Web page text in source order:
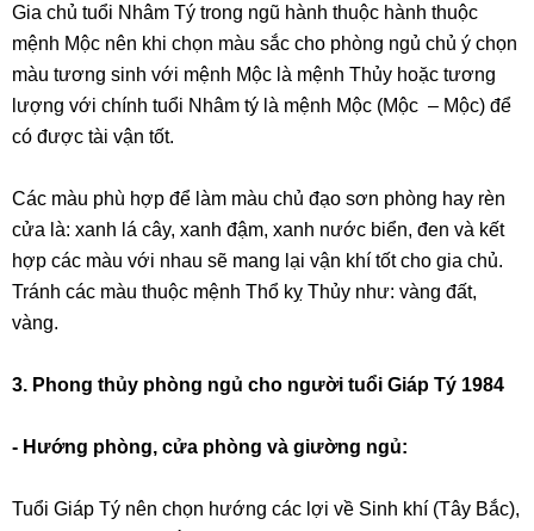
Gia chủ tuổi Nhâm Tý trong ngũ hành thuộc hành thuộc
mệnh Mộc nên khi chọn màu sắc cho phòng ngủ chủ ý chọn
màu tương sinh với mệnh Mộc là mệnh Thủy hoặc tương
lượng với chính tuổi Nhâm tý là mệnh Mộc (Mộc – Mộc) để
có được tài vận tốt.
Các màu phù hợp để làm màu chủ đạo sơn phòng hay rèn
cửa là: xanh lá cây, xanh đậm, xanh nước biển, đen và kết
hợp các màu với nhau sẽ mang lại vận khí tốt cho gia chủ.
Tránh các màu thuộc mệnh Thổ kỵ Thủy như: vàng đất,
vàng.
3. Phong thủy phòng ngủ cho người tuổi Giáp Tý 1984
- Hướng phòng, cửa phòng và giường ngủ:
Tuổi Giáp Tý nên chọn hướng các lợi về Sinh khí (Tây Bắc),